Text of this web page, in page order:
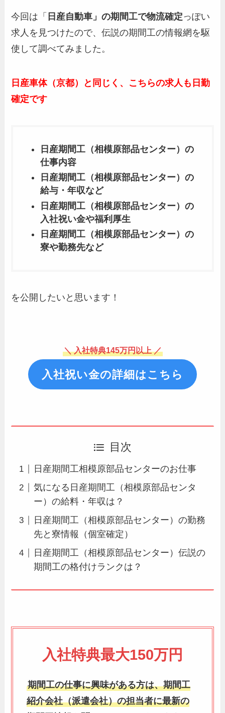
今回は「 日産自動車」の期間工で物流確定っぽい
求人を見つけたので、伝説の期間工の情報網を駆
使して調べてみました。
日産車体（京都）と同じく、こちらの求人も日勤
確定です
日産期間工（相模原部品センター）の
仕事内容
日産期間工（相模原部品センター）の
給与・年収など
日産期間工（相模原部品センター）の
入社祝い金や福利厚生
日産期間工（相模原部品センター）の
寮や勤務先など
を公開したいと思います！
＼ 入社特典145万円以上 ／
入社祝い金の詳細はこちら
目次
日産期間工相模原部品センターのお仕事
気になる日産期間工（相模原部品センタ
ー）の給料・年収は？
日産期間工（相模原部品センター）の勤務
先と寮情報（個室確定）
日産期間工（相模原部品センター）伝説の
期間工の格付けランクは？
入社特典最大150万円
期間工の仕事に興味がある方は、期間工
紹介会社（派遣会社）の担当者に最新の